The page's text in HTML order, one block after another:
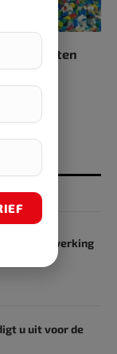
samenwerking
u uit voor de